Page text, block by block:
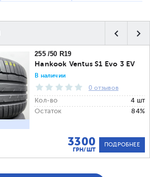
255 /50 R19
Hankook Ventus S1 Evo 3 EV
В наличии
0 отзывов
Кол-во
4 шт
Остаток
84%
3300
ГРН/ШТ
ПОДРОБНЕЕ